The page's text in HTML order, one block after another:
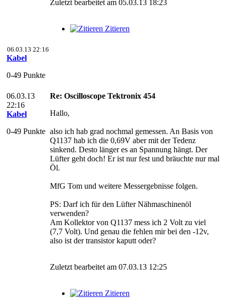
Zuletzt bearbeitet am 05.03.13 18:23
Zitieren
06.03.13 22:16
Kabel
0-49 Punkte
06.03.13
22:16
Kabel
0-49 Punkte
Re: Oscilloscope Tektronix 454
Hallo,
also ich hab grad nochmal gemessen. An Basis von
Q1137 hab ich die 0,69V aber mit der Tedenz
sinkend. Desto länger es an Spannung hängt. Der
Lüfter geht doch! Er ist nur fest und bräuchte nur mal
Öl.
MfG Tom und weitere Messergebnisse folgen.
PS: Darf ich für den Lüfter Nähmaschinenöl
verwenden?
Am Kollektor von Q1137 mess ich 2 Volt zu viel
(7,7 Volt). Und genau die fehlen mir bei den -12v,
also ist der transistor kaputt oder?
Zuletzt bearbeitet am 07.03.13 12:25
Zitieren